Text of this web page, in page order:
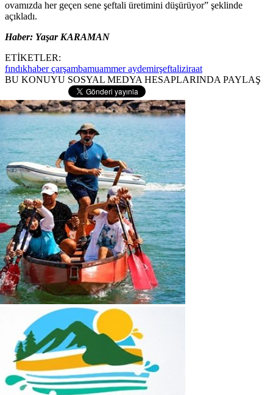
ovamızda her geçen sene şeftali üretimini düşürüyor” şeklinde
açıkladı.
Haber: Yaşar KARAMAN
ETİKETLER:
fındıkhaber çarşambamuammer aydemirşeftaliziraat
BU KONUYU SOSYAL MEDYA HESAPLARINDA PAYLAŞ